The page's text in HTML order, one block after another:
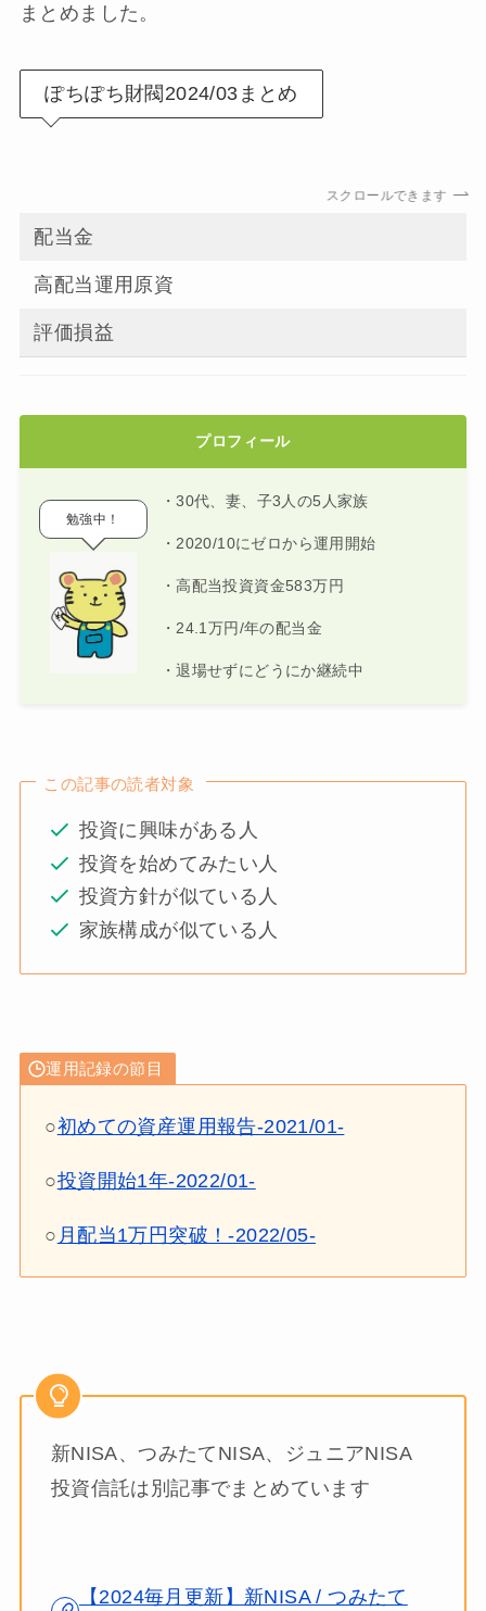
まとめました。
ぽちぽち財閥2024/03まとめ
スクロールできます
配当金
高配当運用原資
評価損益
プロフィール
・30代、妻、子3人の5人家族
・2020/10にゼロから運用開始
・高配当投資資金583万円
・24.1万円/年の配当金
・退場せずにどうにか継続中
勉強中！
この記事の読者対象
投資に興味がある人
投資を始めてみたい人
投資方針が似ている人
家族構成が似ている人
運用記録の節目
○初めての資産運用報告-2021/01-
○投資開始1年-2022/01-
○ 月配当1万円突破！-2022/05-
新NISA、つみたてNISA、ジュニアNISA
投資信託は別記事でまとめています
【2024毎月更新】新NISA / つみたて